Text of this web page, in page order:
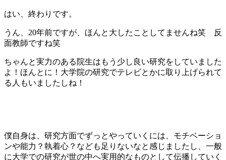
はい、終わりです。
うん、20年前ですが、ほんと大したことしてませんね笑 反
面教師ですね笑
ちゃんと実力のある院生はもう少し良い研究をしていました
よ！ほんとに！大学院の研究でテレビとかに取り上げられて
る人もいましたしね！
僕自身は、研究方面でずっとやっていくには、モチベーショ
ンや能力？執着心？なども足りないなと感じましたし、一般
に大学での研究が世の中へ実用的なものとして伝播していく